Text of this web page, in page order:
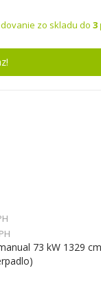
zo skladu do 3
73 kW 1329